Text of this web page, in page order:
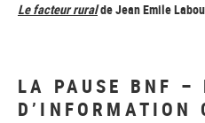
Le facteur ruralde Jean Emile
LA PAUSE BNF –
D’INFORMATION